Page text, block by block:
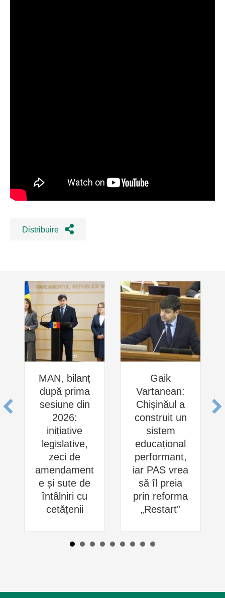
Distribuire
MAN, bilanț
după prima
sesiune din
2026:
inițiative
legislative,
zeci de
amendament
e și sute de
întâlniri cu
cetățenii
Gaik
Vartanean:
Chișinăul a
construit un
sistem
educațional
performant,
iar PAS vrea
să îl preia
prin reforma
„Restart”